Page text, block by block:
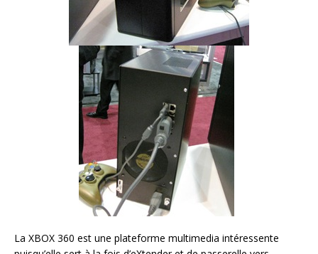
La XBOX 360 est une plateforme multimedia intéressente